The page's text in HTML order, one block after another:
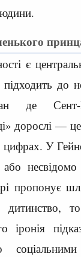
є
підходить до
де
дорослі —
цифрах. У
несвідомо
пропонує
дитинство,
іронія